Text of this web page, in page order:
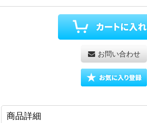
お問い合わせ
商品詳細